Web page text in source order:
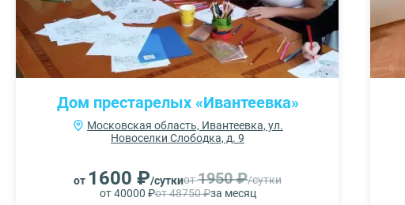
Дом престарелых «Ивантеевка»
Московская область, Ивантеевка, ул.
Новоселки Слободка, д. 9
от 1600 ₽/суткиот1950 ₽/сутки
от 40000 ₽от 48750 ₽за месяц